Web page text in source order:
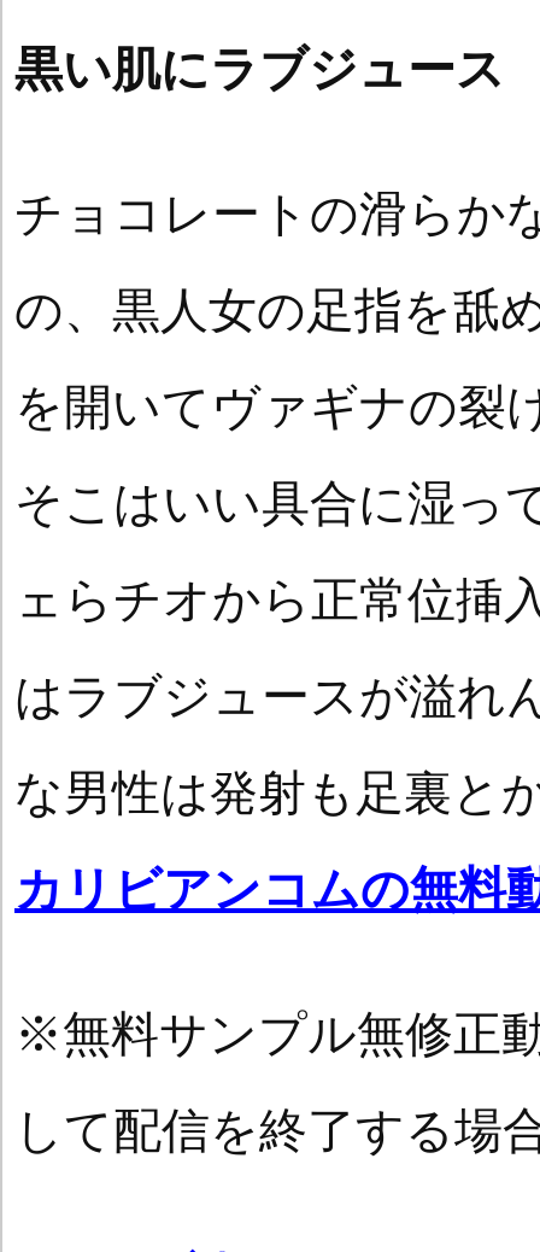
黒い肌にラブジュース
チョコレートの滑らか
の、黒人女の足指を舐
を開いてヴァギナの裂
そこはいい具合に湿っ
ェらチオから正常位挿
はラブジュースが溢れ
な男性は発射も足裏と
カリビアンコムの無料
※無料サンプル無修正
して配信を終了する場